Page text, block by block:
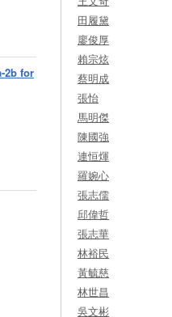
2b for
田履黛
廖俊厚
賴宗炫
蔡明成
張怡
馬明傑
陳國強
連恒煇
羅婉心
張志儒
邱偉哲
張志華
林裕民
黃毓慈
林世昌
吳文彬